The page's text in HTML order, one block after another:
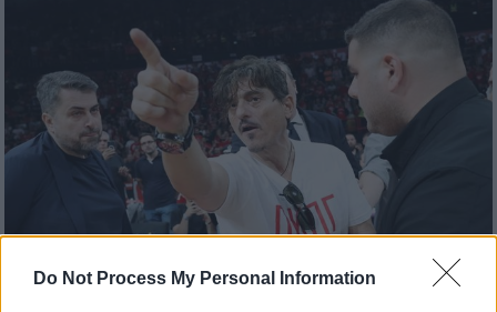
Do Not Process My Personal Information